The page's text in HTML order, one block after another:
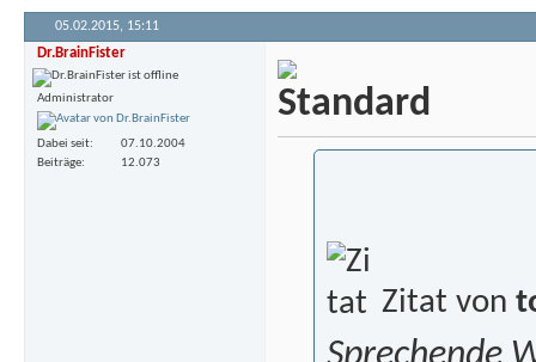
05.02.2015, 15:11
Dr.BrainFister
Administrator
Dabei seit
07.10.2004
Beiträge
12.073
Zitat von